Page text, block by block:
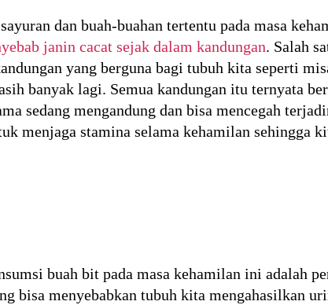
dan buah-buahan tertentu pada masa
janin cacat sejak dalam kandungan. Salah
yang berguna bagi tubuh kita seperti
banyak lagi. Semua kandungan itu ternyata
sedang mengandung dan bisa mencegah
menjaga stamina selama kehamilan sehingga
buah bit pada masa kehamilan ini adalah
bisa menyebabkan tubuh kita mengahasilkan